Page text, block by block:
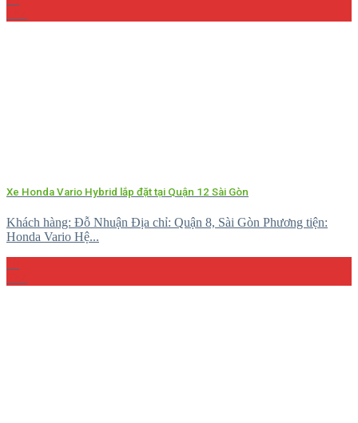
Xe Honda Vario Hybrid lắp đặt tại Quận 12 Sài Gòn
Khách hàng: Đỗ Nhuận Địa chỉ: Quận 8, Sài Gòn Phương tiện:
Honda Vario Hệ...